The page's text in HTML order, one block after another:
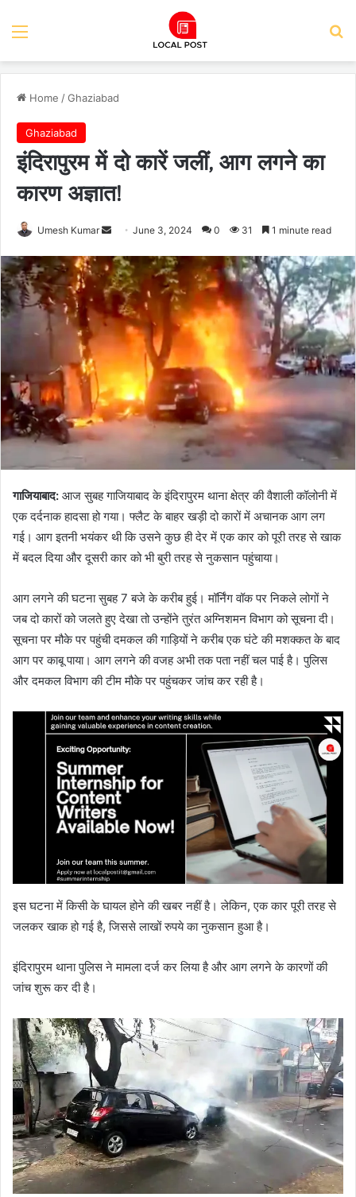
Menu
Home /Ghaziabad
Ghaziabad
इंदिरापुरम में दो कारें जलीं, आग लगने का
कारण अज्ञात!
Umesh Kumar
Send
email
June 3, 2024 0 31 1 minute read
गाजियाबाद: आज सुबह गाजियाबाद के इंदिरापुरम थाना क्षेत्र की वैशाली कॉलोनी में
एक दर्दनाक हादसा हो गया। फ्लैट के बाहर खड़ी दो कारों में अचानक आग लग
गई। आग इतनी भयंकर थी कि उसने कुछ ही देर में एक कार को पूरी तरह से खाक
में बदल दिया और दूसरी कार को भी बुरी तरह से नुकसान पहुंचाया।
आग लगने की घटना सुबह 7 बजे के करीब हुई। मॉर्निंग वॉक पर निकले लोगों ने
जब दो कारों को जलते हुए देखा तो उन्होंने तुरंत अग्निशमन विभाग को सूचना दी।
सूचना पर मौके पर पहुंची दमकल की गाड़ियों ने करीब एक घंटे की मशक्कत के बाद
आग पर काबू पाया। आग लगने की वजह अभी तक पता नहीं चल पाई है। पुलिस
और दमकल विभाग की टीम मौके पर पहुंचकर जांच कर रही है।
इस घटना में किसी के घायल होने की खबर नहीं है। लेकिन, एक कार पूरी तरह से
जलकर खाक हो गई है, जिससे लाखों रुपये का नुकसान हुआ है।
इंदिरापुरम थाना पुलिस ने मामला दर्ज कर लिया है और आग लगने के कारणों की
जांच शुरू कर दी है।